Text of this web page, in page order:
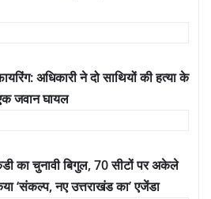
अधिकारी ने दो साथियों की हत्या के
जवान घायल
का चुनावी बिगुल, 70 सीटों पर अकेले
‘संकल्प, नए उत्तराखंड का’ एजेंडा